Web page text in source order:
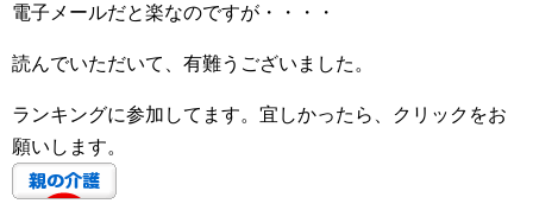
電子メールだと楽なのですが・・・・
読んでいただいて、有難うございました。
ランキングに参加してます。宜しかったら、クリックをお
願いします。